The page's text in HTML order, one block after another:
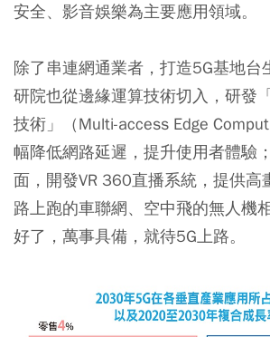
安全、影音娛樂為主要應用領域。
除了串連網通業者，打造5G基地台
研院也從邊緣運算技術切入，研發
技術」（Multi-access Edge
幅降低網路延遲，提升使用者體驗
面，開發VR 360直播系統，提供高
路上跑的車聯網、空中飛的無人機
好了，萬事具備，就待5G上路。